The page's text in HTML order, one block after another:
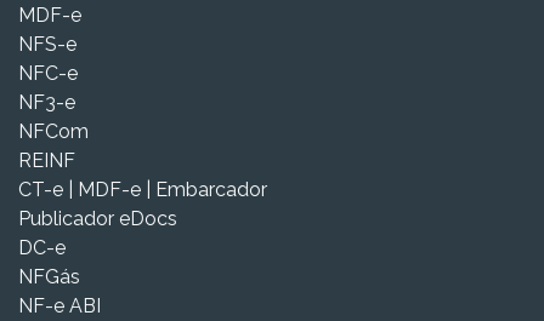
MDF-e
NFS-e
NFC-e
NF3-e
NFCom
REINF
CT-e | MDF-e | Embarcador
Publicador eDocs
DC-e
NFGás
NF-e ABI